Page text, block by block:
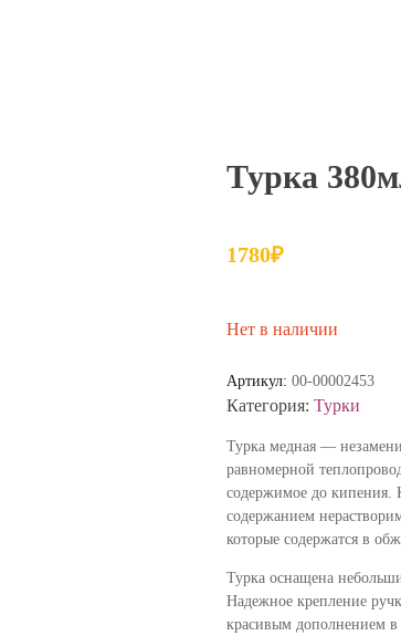
Турка
1780₽
Нет в наличии
Артикул: 00-00002453
Категория: Турки
Турка медная —
равномерной
содержимое до кипения.
содержанием
которые содержатся в
Турка оснащена
Надежное крепление
красивым дополнением